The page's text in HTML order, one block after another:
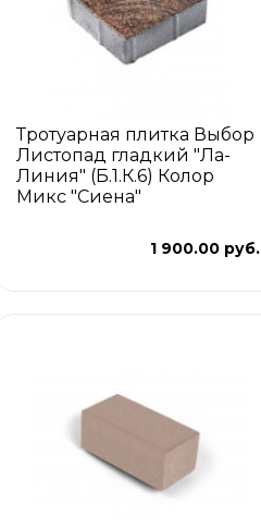
Тротуарная плитка Выбор
Листопад гладкий "Ла-
Линия" (Б.1.К.6) Колор
Микс "Сиена"
1 900.00 руб.